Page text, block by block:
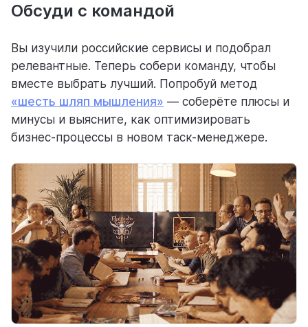
Обсуди с командой
Вы изучили российские сервисы и подобрал
релевантные. Теперь собери команду, чтобы
вместе выбрать лучший. Попробуй метод
«шесть шляп мышления» — соберёте плюсы и
минусы и выясните, как оптимизировать
бизнес-процессы в новом таск-менеджере.